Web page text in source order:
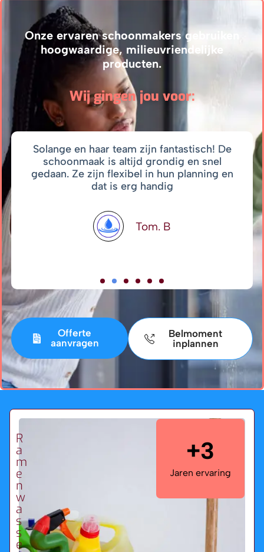
Onze ervaren schoonmakers gebruiken
hoogwaardige, milieuvriendelijke
producten.
Wij gingen jou voor:
Solange en haar team zijn fantastisch! De
schoonmaak is altijd grondig en snel
gedaan. Ze zijn flexibel in hun planning en
dat is erg handig
Tom. B
Offerte
aanvragen
Belmoment
inplannen
+3
Jaren ervaring
R
a
m
e
n
w
a
s
s
e